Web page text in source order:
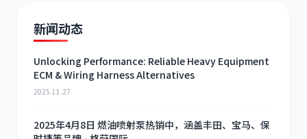
新闻动态
Unlocking Performance: Reliable Heavy Equipment
ECM & Wiring Harness Alternatives
2025.11.27
2025年4月8日 燃油喷射泵热销中，涵盖丰田、宝马、保